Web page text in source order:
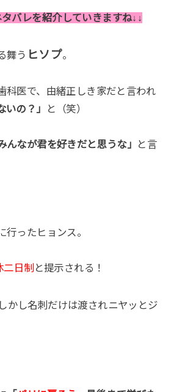
バレを紹介していきますね↓↓
舞う ヒソプ。
科医で、由緒正しき家だと言われ
いの？」
と（笑）
んなが君を好きだと思うな」
と言
行ったヒョンス。
二日制 と提示される！
かし名刺だけは渡されニヤッとジ